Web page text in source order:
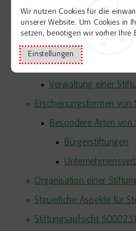
Wir nutzen Cookies für die
unserer Website. Um Cookies in
setzen, benötigen wir vorher Ihre
Einstellungen
Errichtung einer Stiftung
5000562
Stiftungsgeschäft
Stiftungssatzung
Verwaltung einer
Erscheinungsformen von
Besondere Arten von
Bürgerstiftungen
Organisation einer
Steuerliche Aspekte für
Stiftungsaufsicht 5000231